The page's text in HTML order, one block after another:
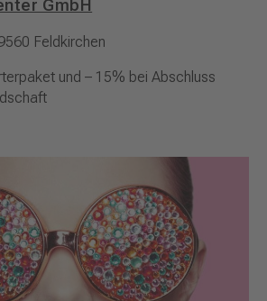
GmbH
Feldkirchen
und – 15% bei Abschluss